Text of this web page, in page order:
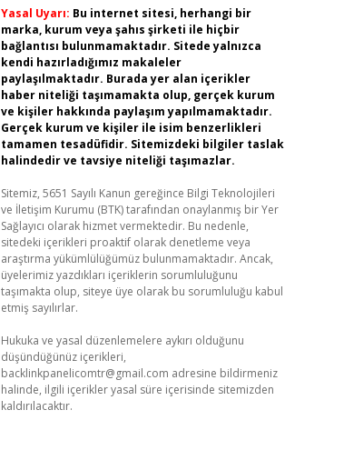
Yasal Uyarı: Bu internet sitesi, herhangi bir
marka, kurum veya şahıs şirketi ile hiçbir
bağlantısı bulunmamaktadır. Sitede yalnızca
kendi hazırladığımız makaleler
paylaşılmaktadır. Burada yer alan içerikler
haber niteliği taşımamakta olup, gerçek kurum
ve kişiler hakkında paylaşım yapılmamaktadır.
Gerçek kurum ve kişiler ile isim benzerlikleri
tamamen tesadüfidir. Sitemizdeki bilgiler taslak
halindedir ve tavsiye niteliği taşımazlar.
Sitemiz, 5651 Sayılı Kanun gereğince Bilgi Teknolojileri
ve İletişim Kurumu (BTK) tarafından onaylanmış bir Yer
Sağlayıcı olarak hizmet vermektedir. Bu nedenle,
sitedeki içerikleri proaktif olarak denetleme veya
araştırma yükümlülüğümüz bulunmamaktadır. Ancak,
üyelerimiz yazdıkları içeriklerin sorumluluğunu
taşımakta olup, siteye üye olarak bu sorumluluğu kabul
etmiş sayılırlar.
Hukuka ve yasal düzenlemelere aykırı olduğunu
düşündüğünüz içerikleri,
backlinkpanelicomtr@gmail.com adresine bildirmeniz
halinde, ilgili içerikler yasal süre içerisinde sitemizden
kaldırılacaktır.